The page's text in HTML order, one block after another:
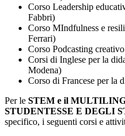
Corso Leadership
Fabbri)
Corso MIndfulness e
Ferrari)
Corso Podcasting
Corsi di Inglese per la
Modena)
Corso di Francese per la
Per le STEM e il
STUDENTESSE E DEGLI
specifico, i seguenti corsi e